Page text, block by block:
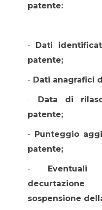
patente:
- Dati
patente;
- Dati anagrafici
- Data di
patente;
- Punteggio
patente;
- Eventuali
sospensione